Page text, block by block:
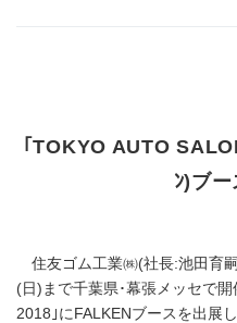
｢TOKYO AUTO
ﾝ)ブ
住友ゴム工業㈱(社長:池田育
(日)まで千葉県･幕張メッセで
2018｣にFALKENブースを出展し